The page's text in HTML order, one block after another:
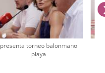
presenta torneo balonmano
playa